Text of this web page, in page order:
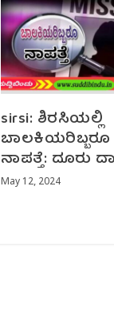
sirsi: ಶಿರಸಿಯಲ್ಲಿ
ಬಾಲಕಿಯರಿಬ್ಬರೂ
ನಾಪತ್ತೆ: ದೂರು
May 12, 2024